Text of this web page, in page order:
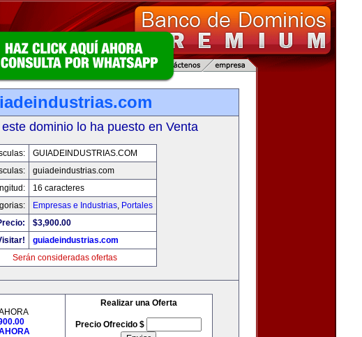
dominio lo ha puesto en Venta
GUIADEINDUSTRIAS.COM
guiadeindustrias.com
16 caracteres
Empresas e Industrias, Portales
$3,900.00
guiadeindustrias.com
Serán consideradas ofertas
Realizar una Oferta
Precio Ofrecido $